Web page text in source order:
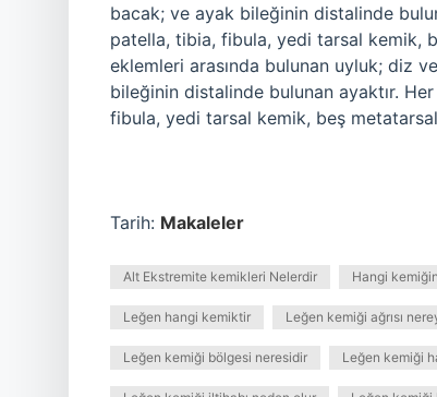
bacak; ve ayak bileğinin distalinde
patella, tibia, fibula, yedi tarsal kemik,
eklemleri arasında bulunan uyluk; diz
bileğinin distalinde bulunan ayaktır.
fibula, yedi tarsal kemik, beş
Tarih: Makaleler
Alt Ekstremite kemikleri Nelerdir Hangi
Leğen hangi kemiktir Leğen kemiği ağrısı
Leğen kemiği bölgesi neresidir Leğen kemiği